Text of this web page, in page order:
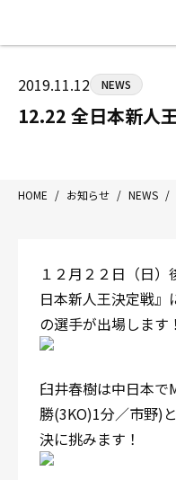
八王子
〒192-0072 東京都
Tel/
営業時間：月〜土
HOME
ジムについて
トレーニング
入会案内
2019.11.12 NEWS
12.22 全日本新人
HOME / お知らせ / NEWS /
１２月２２日（日
日本新人王決定戦
の選手が出場します！
臼井春樹は中日本で
勝(3KO)1分／市野)
決に挑みます！